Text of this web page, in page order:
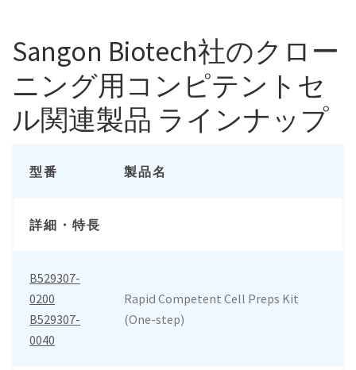
Sangon Biotech社のクロー
ニング用コンピテントセ
ル関連製品 ラインナップ
型番 製品名
詳細・特長
B529307-
0200
B529307-
0040
Rapid Competent Cell Preps Kit
(One-step)